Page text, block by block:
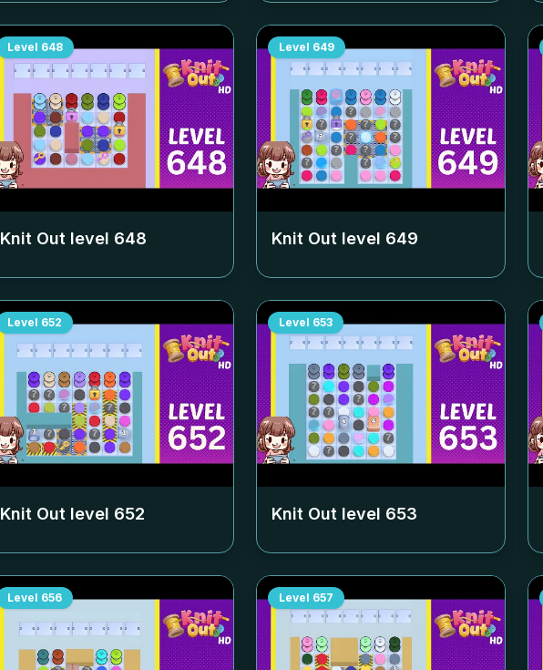
Level 648
Knit Out level 648
Level 649
Knit Out level 649
Level 652
Knit Out level 652
Level 653
Knit Out level 653
Level 656 Level 657